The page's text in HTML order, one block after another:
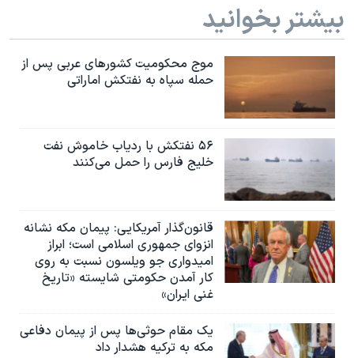
بیشتر بخوانید
موج محکومیت کشورهای عربی پس از
حمله سپاه به نفتکش اماراتی
۵۶ نفتکش با ردیاب خاموش نفت
خلیج فارس را حمل می‌کنند
قانون‌گذار آمریکایی: پیمان مکه نشانه
انزوای جمهوری اسلامی است؛ ابراز
امیدواری جو ویلسون نسبت به روی
کار آمدن حکومتی شایسته «تاریخ
غنی ایران»
یک مقام حوثی‌ها پس از پیمان دفاعی
مکه به ترکیه هشدار داد